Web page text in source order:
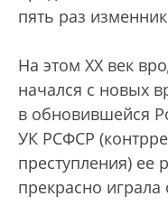
пять раз
На этом XX век
начался с новых
в обновившейся
УК РСФСР
преступления) ее
прекрасно